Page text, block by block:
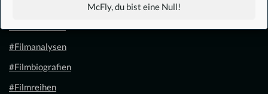
McFly, du bist eine Null!
#Filmanalysen
#Filmbiografien
#Filmreihen